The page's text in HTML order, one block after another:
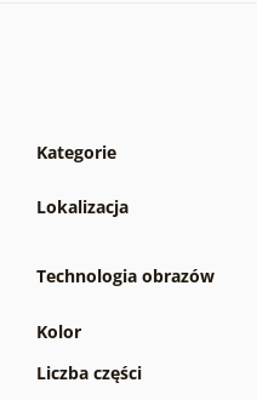
Kategorie
Lokalizacja
Technologia obrazów
Kolor
Liczba części